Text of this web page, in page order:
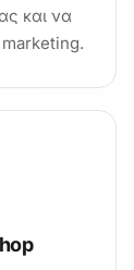
και να